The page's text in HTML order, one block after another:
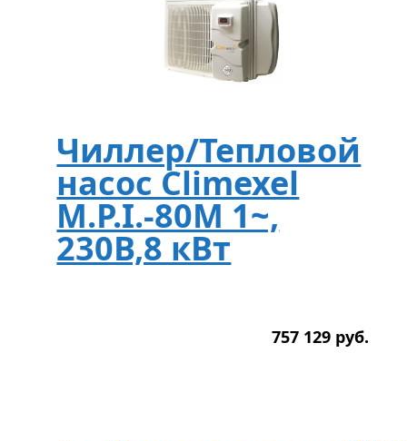
Чиллер/Тепловой
насос Climexel
M.P.I.-80M 1~,
230В,8 кВт
757 129 руб.